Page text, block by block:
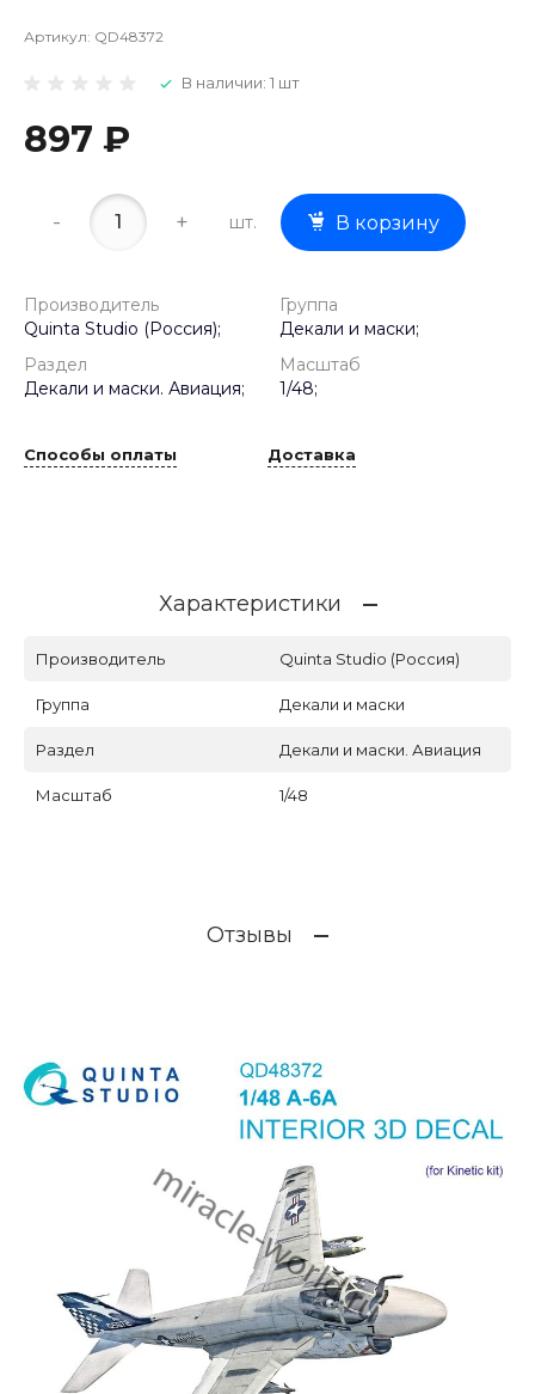
Артикул: QD48372
В наличии: 1 шт
897 ₽
- + шт. В корзину
Производитель
Quinta Studio (Россия);
Группа
Декали и маски;
Раздел
Декали и маски. Авиация;
Масштаб
1/48;
Способы оплаты Доставка
Характеристики
Производитель Quinta Studio (Россия)
Группа Декали и маски
Раздел Декали и маски. Авиация
Масштаб 1/48
Отзывы